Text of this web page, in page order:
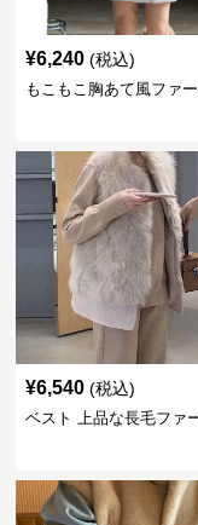
¥6,240 (税込)
もこもこ胸あて風ファ
¥6,540 (税込)
ベスト 上品な長毛ファ